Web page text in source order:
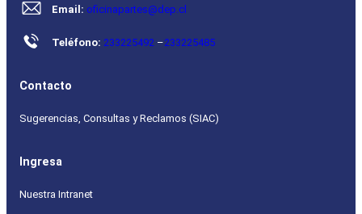
Email: oficinapartes@dep.cl
Teléfono: 233225492 –233225485
Contacto
Sugerencias, Consultas y Reclamos (SIAC)
Ingresa
Nuestra Intranet